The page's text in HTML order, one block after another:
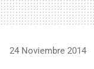
24 Noviembre 2014